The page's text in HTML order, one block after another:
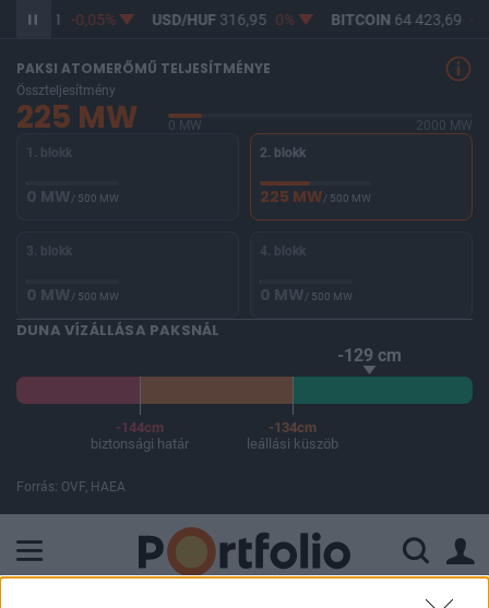
365,21 -0,05% USD/HUF316,95 0% BITCOIN 64 423,69 -
PAKSI ATOMERŐMŰ TELJESÍTMÉNYE
Összteljesítmény
225 MW 0 MW
2000 MW
1. blokk
0 MW/ 500 MW
2. blokk
225 MW/ 500 MW
3. blokk
0 MW/ 500 MW
4. blokk
0 MW/ 500 MW
DUNA VÍZÁLLÁSA PAKSNÁL
-129 cm
-144cm
biztonsági határ
-134cm
leállási küszöb
Forrás: OVF, HAEA